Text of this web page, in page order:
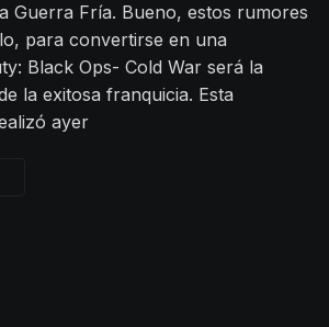
Guerra Fría. Bueno, estos rumores
para convertirse en una
Black Ops- Cold War será la
la exitosa franquicia. Esta
ayer